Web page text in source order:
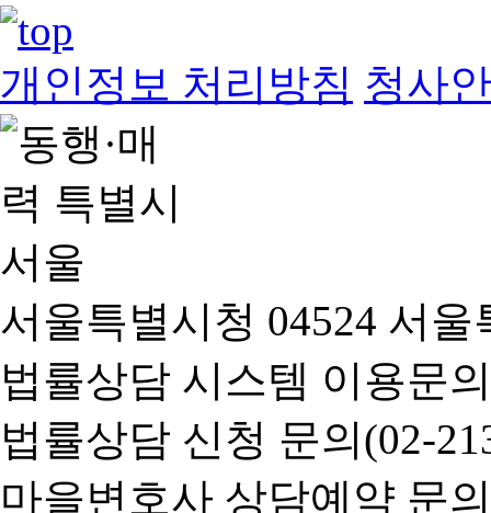
개인정보 처리방침 청사
서울특별시청 04524 서
법률상담 시스템 이용문
법률상담 신청 문의(02-
마을변호사 상담예약 문